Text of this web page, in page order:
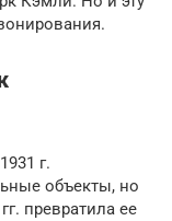
г.
объекты, но
превратила ее